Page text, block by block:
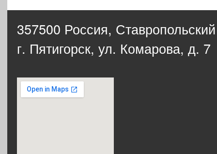
357500 Россия,
г. Пятигорск, ул. Комарова, д. 7